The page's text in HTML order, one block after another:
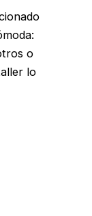
o
lo